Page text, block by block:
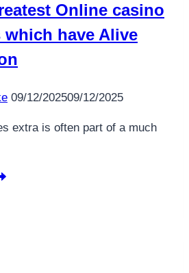
Online casino
which have Alive
09/12/202509/12/2025
extra is often part of a much